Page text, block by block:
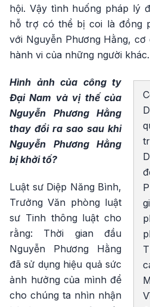
hội. Vậy tình huống pháp lý
hỗ trợ có thể bị coi là đồng
với Nguyễn Phương Hằng,
hành vi của những người khác.
Hình ảnh của công ty
Đại Nam và vị thế của
Nguyễn Phương Hằng
thay đổi ra sao sau khi
Nguyễn Phương Hằng
bị khởi tố?
Luật sư Diệp Năng Bình,
Trưởng Văn phòng luật
sư Tinh thông luật cho
rằng: Thời gian đầu
Nguyễn Phương Hằng
đã sử dụng hiệu quả sức
ảnh hưởng của mình để
cho chúng ta nhìn nhận